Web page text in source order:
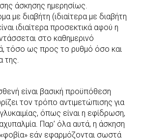
άσκησης ημερησίως.
με διαβήτη (ιδιαίτερα με διαβήτη
ιδιαίτερα προσεκτικά αφού η
στο καθημερινό
τόσο ως προς το ρυθμό όσο και
της.
είναι βασική προϋπόθεση
τον τρόπο αντιμετώπισης για
όπως είναι η εφίδρωση,
Παρ’ όλα αυτά, η άσκηση
«φοβία» εάν εφαρμόζονται σωστά